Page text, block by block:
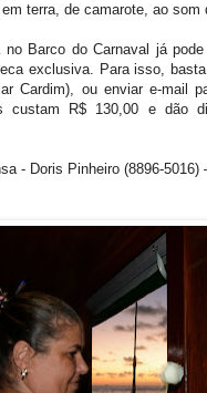
terra, de camarote, ao som
Barco do Carnaval já
exclusiva. Para isso,
Cardim), ou enviar e-mail
custam R$ 130,00 e dão
- Doris Pinheiro (8896-5016)